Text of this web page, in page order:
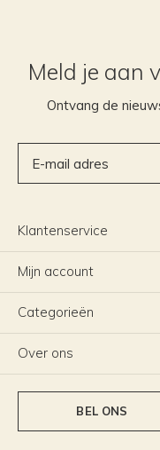
Meld je aan
Ontvang de
Klantenservice
Mijn account
Categorieën
Over ons
BEL ONS